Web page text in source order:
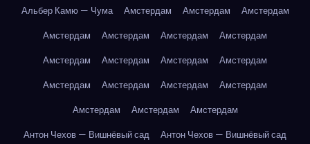
Альбер Камю — Чума
Амстердам Амстердам
Амстердам
Амстердам
Амстердам Амстердам
Амстердам
Амстердам
Амстердам Амстердам
Амстердам
Амстердам
Амстердам Амстердам
Амстердам
Амстердам
Амстердам
Амстердам
Антон Чехов — Вишнёвый сад
Антон Чехов — Вишнёвый сад